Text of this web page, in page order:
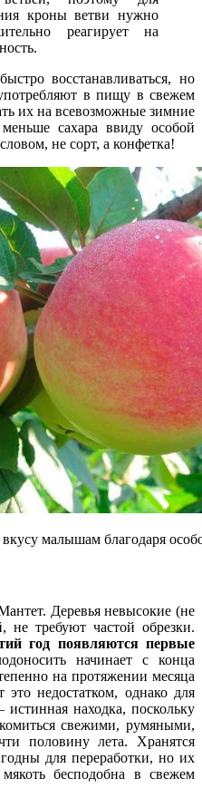
кроны ветви нужно
реагирует на
восстанавливаться, но
в пищу в свежем
их на всевозможные зимние
сахара ввиду особой
не сорт, а конфетка!
малышам благодаря
Деревья невысокие (не
требуют частой обрезки.
год появляются первые
начинает с конца
на протяжении месяца
недостатком, однако для
находка, поскольку
свежими, румяными,
половину лета. Хранятся
для переработки, но их
бесподобна в свежем